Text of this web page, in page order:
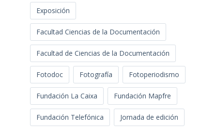
Exposición
Facultad Ciencias de la Documentación
Facultad de Ciencias de la Documentación
Fotodoc Fotografía Fotoperiodismo
Fundación La Caixa Fundación Mapfre
Fundación Telefónica Jornada de edición